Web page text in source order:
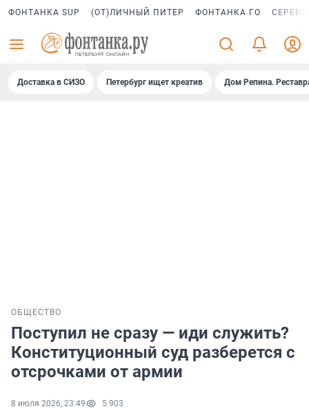
ФОНТАНКА SUP (ОТ)ЛИЧНЫЙ ПИТЕР ФОНТАНКА ГО
Доставка в СИЗО Петербург ищет креатив Дом Репина.
ОБЩЕСТВО
Поступил не сразу — иди служить?
Конституционный суд разберется с
отсрочками от армии
8 июля 2026, 23:49 5 903